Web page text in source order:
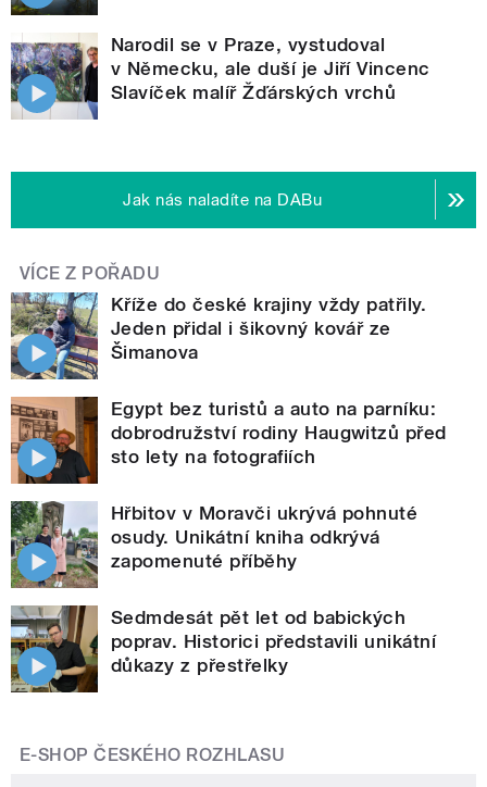
Narodil se v Praze, vystudoval
v Německu, ale duší je Jiří Vincenc
Slavíček malíř Žďárských vrchů
Jak nás naladíte na DABu
VÍCE Z POŘADU
Kříže do české krajiny vždy patřily.
Jeden přidal i šikovný kovář ze
Šimanova
Egypt bez turistů a auto na parníku:
dobrodružství rodiny Haugwitzů před
sto lety na fotografiích
Hřbitov v Moravči ukrývá pohnuté
osudy. Unikátní kniha odkrývá
zapomenuté příběhy
Sedmdesát pět let od babických
poprav. Historici představili unikátní
důkazy z přestřelky
E-SHOP ČESKÉHO ROZHLASU